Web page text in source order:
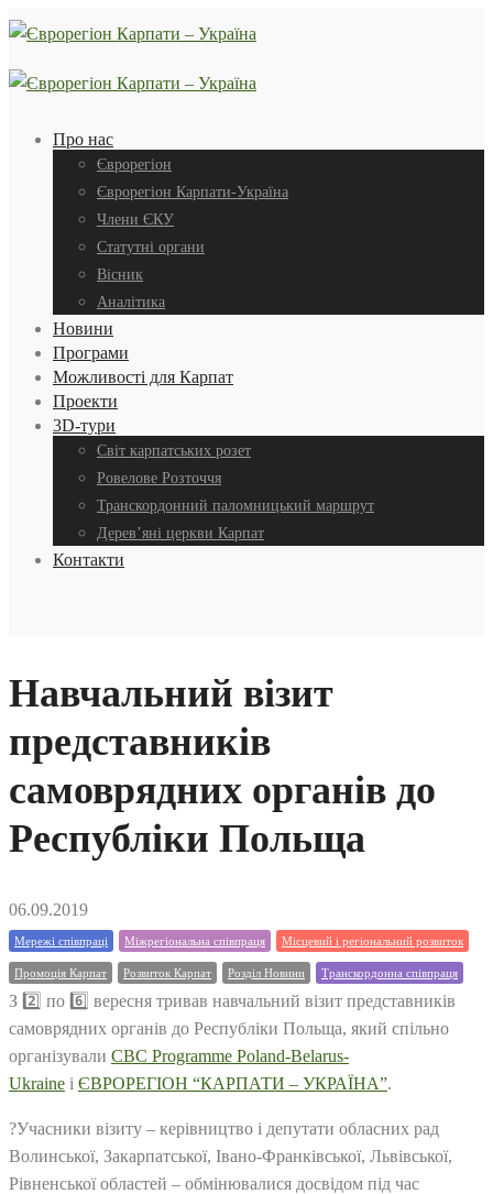
Про нас
Єврорегіон
Єврорегіон Карпати-Україна
Члени ЄКУ
Статутні органи
Вісник
Аналітика
Новини
Програми
Можливості для Карпат
Проекти
3D-тури
Світ карпатських розет
Ровелове Розточчя
Транскордонний паломницький маршрут
Дерев’яні церкви Карпат
Контакти
Навчальний візит
представників
самоврядних органів до
Республіки Польща
06.09.2019
Мережі співпраці Міжрегіональна співпраця Місцевий і регіональний розвиток
Промоція Карпат Розвиток Карпат Розділ Новини Транскордонна співпраця
З 2️⃣ по 6️⃣ вересня тривав навчальний візит представників
самоврядних органів до Республіки Польща, який спільно
організували CBC Programme Poland-Belarus-
Ukraine і ЄВРОРЕГІОН “КАРПАТИ – УКРАЇНА”.
?Учасники візиту – керівництво і депутати обласних рад
Волинської, Закарпатської, Івано-Франківської, Львівської,
Рівненської областей – обмінювалися досвідом під час